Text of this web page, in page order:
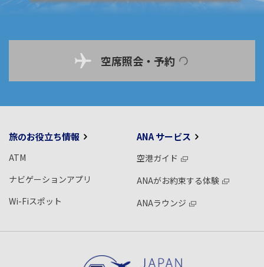
空席照会・予約
旅のお役立ち情報
ATM
ナビゲーションアプリ
Wi-Fiスポット
ANA サービス
空港ガイド
ANAがお約束する体験
ANAラウンジ